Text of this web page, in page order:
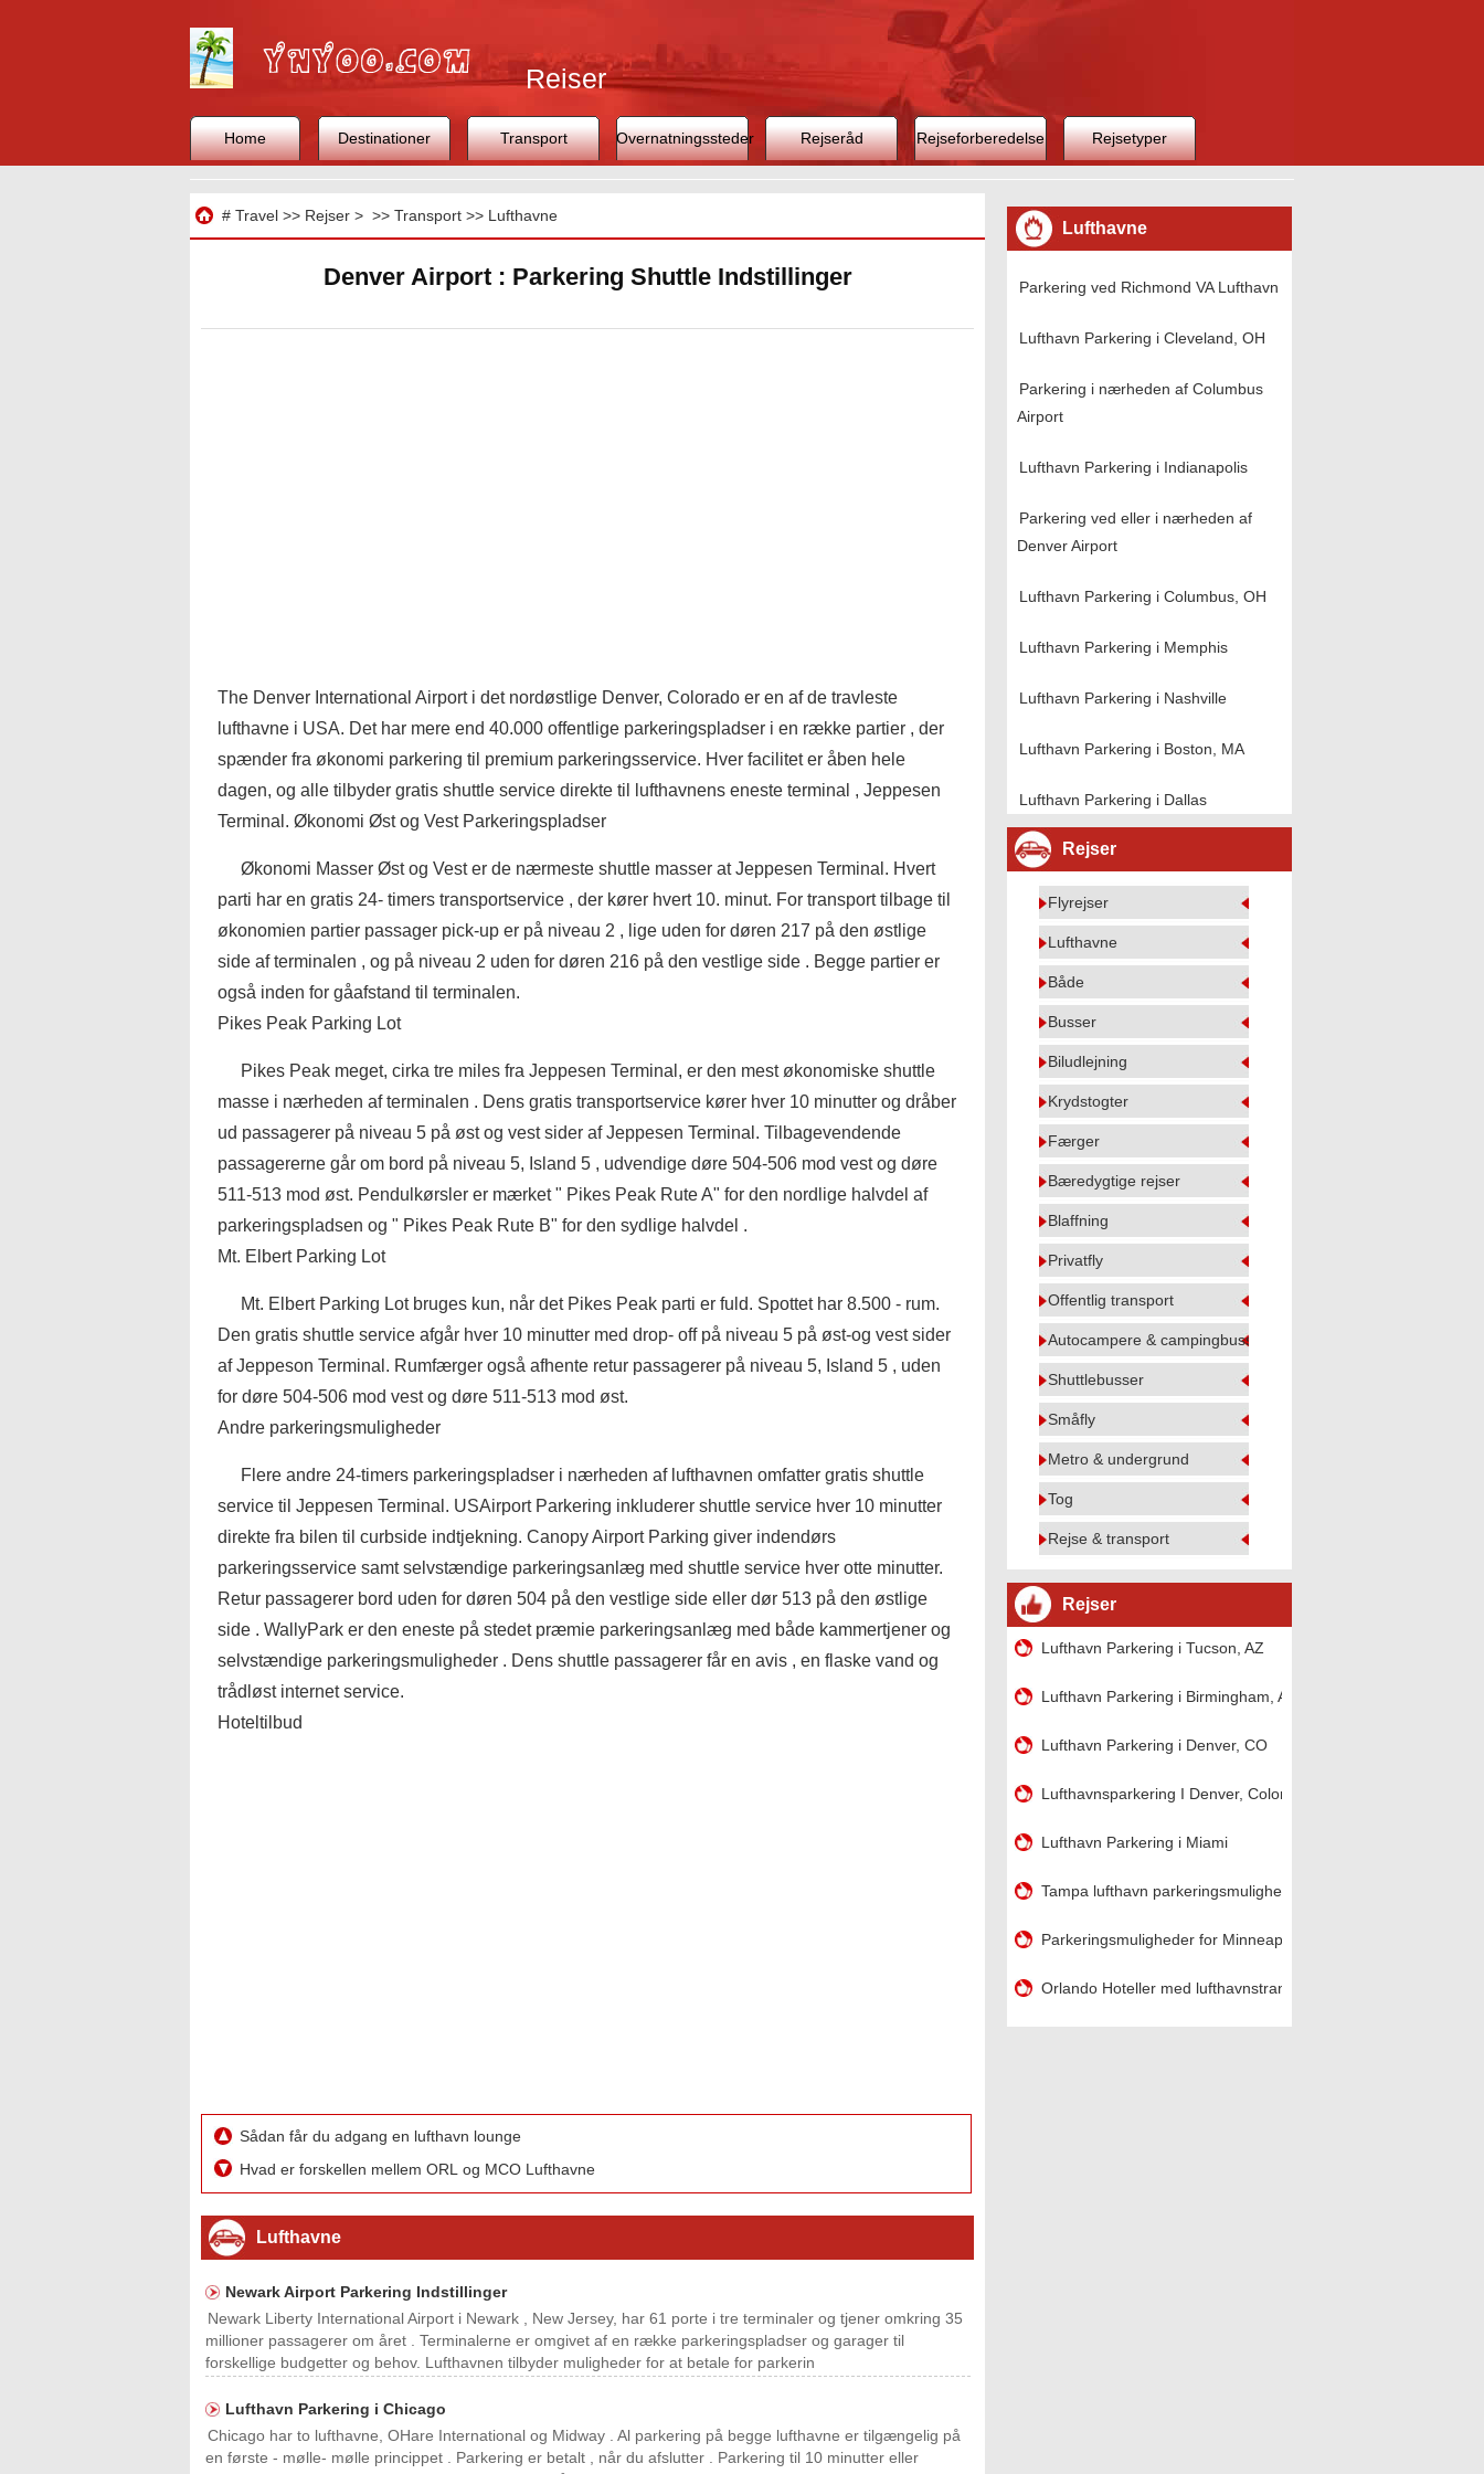
Rejser
Home Destinationer Transport Overnatningssteder Rejseråd Rejseforberedelse Rejsetyper
# Travel>> Rejser> >> Transport>> Lufthavne
Denver Airport : Parkering Shuttle Indstillinger
The Denver International Airport i det nordøstlige Denver, Colorado er en af ​​de travleste
lufthavne i USA. Det har mere end 40.000 offentlige parkeringspladser i en række partier , der
spænder fra økonomi parkering til premium parkeringsservice. Hver facilitet er åben hele
dagen, og alle tilbyder gratis shuttle service direkte til lufthavnens eneste terminal , Jeppesen
Terminal. Økonomi Øst og Vest Parkeringspladser
Økonomi Masser Øst og Vest er de nærmeste shuttle masser at Jeppesen Terminal. Hvert
parti har en gratis 24- timers transportservice , der kører hvert 10. minut. For transport tilbage til
økonomien partier passager pick-up er på niveau 2 , lige uden for døren 217 på den østlige
side af terminalen , og på niveau 2 uden for døren 216 på den vestlige side . Begge partier er
også inden for gåafstand til terminalen.
Pikes Peak Parking Lot
Pikes Peak meget, cirka tre miles fra Jeppesen Terminal, er den mest økonomiske shuttle
masse i nærheden af ​​terminalen . Dens gratis transportservice kører hver 10 minutter og dråber
ud passagerer på niveau 5 på øst og vest sider af Jeppesen Terminal. Tilbagevendende
passagererne går om bord på niveau 5, Island 5 , udvendige døre 504-506 mod vest og døre
511-513 mod øst. Pendulkørsler er mærket " Pikes Peak Rute A" for den nordlige halvdel af
parkeringspladsen og " Pikes Peak Rute B" for den sydlige halvdel .
Mt. Elbert Parking Lot
Mt. Elbert Parking Lot bruges kun, når det Pikes Peak parti er fuld. Spottet har 8.500 - rum.
Den gratis shuttle service afgår hver 10 minutter med drop- off på niveau 5 på øst-og vest sider
af Jeppeson Terminal. Rumfærger også afhente retur passagerer på niveau 5, Island 5 , uden
for døre 504-506 mod vest og døre 511-513 mod øst.
Andre parkeringsmuligheder
Flere andre 24-timers parkeringspladser i nærheden af ​​lufthavnen omfatter gratis shuttle
service til Jeppesen Terminal. USAirport Parkering inkluderer shuttle service hver 10 minutter
direkte fra bilen til curbside indtjekning. Canopy Airport Parking giver indendørs
parkeringsservice samt selvstændige parkeringsanlæg med shuttle service hver otte minutter.
Retur passagerer bord uden for døren 504 på den vestlige side eller dør 513 på den østlige
side . WallyPark er den eneste på stedet præmie parkeringsanlæg med både kammertjener og
selvstændige parkeringsmuligheder . Dens shuttle passagerer får en avis , en flaske vand og
trådløst internet service.
Hoteltilbud
Sådan får du adgang en lufthavn lounge
Hvad er forskellen mellem ORL og MCO Lufthavne
Lufthavne
Newark Airport Parkering Indstillinger
Newark Liberty International Airport i Newark , New Jersey, har 61 porte i tre terminaler og tjener omkring 35
millioner passagerer om året . Terminalerne er omgivet af en række parkeringspladser og garager til
forskellige budgetter og behov. Lufthavnen tilbyder muligheder for at betale for parkerin
Lufthavn Parkering i Chicago
Chicago har to lufthavne, OHare International og Midway . Al parkering på begge lufthavne er tilgængelig på
en første - mølle- mølle princippet . Parkering er betalt , når du afslutter . Parkering til 10 minutter eller
Lufthavne
Parkering ved Richmond VA Lufthavn
Lufthavn Parkering i Cleveland, OH
Parkering i nærheden af ​​Columbus
Airport
Lufthavn Parkering i Indianapolis
Parkering ved eller i nærheden af ​​
Denver Airport
Lufthavn Parkering i Columbus, OH
Lufthavn Parkering i Memphis
Lufthavn Parkering i Nashville
Lufthavn Parkering i Boston, MA
Lufthavn Parkering i Dallas
Rejser
Flyrejser
Lufthavne
Både
Busser
Biludlejning
Krydstogter
Færger
Bæredygtige rejser
Blaffning
Privatfly
Offentlig transport
Autocampere & campingbusser
Shuttlebusser
Småfly
Metro & undergrund
Tog
Rejse & transport
Rejser
Lufthavn Parkering i Tucson, AZ
Lufthavn Parkering i Birmingham, AL
Lufthavn Parkering i Denver, CO
Lufthavnsparkering I Denver, Colorado
Lufthavn Parkering i Miami
Tampa lufthavn parkeringsmuligheder
Parkeringsmuligheder for Minneapolis-Saint Paul Airport
Orlando Hoteller med lufthavnstransport & amp ; Parkering